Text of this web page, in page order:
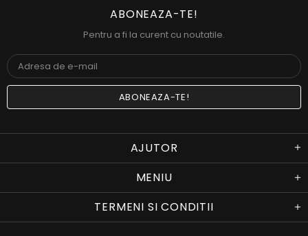
ABONEAZA-TE!
Pentru a fi la curent cu noutatile.
AJUTOR
MENIU
TERMENI SI CONDITII